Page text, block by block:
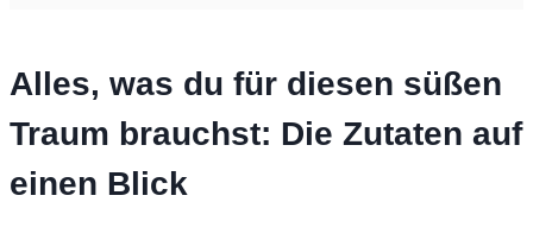
Alles, was du für diesen süßen
Traum brauchst: Die Zutaten auf
einen Blick